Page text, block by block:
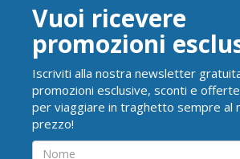
Vuoi ricevere
promozioni
Iscriviti alla nostra newsletter
promozioni esclusive, sconti e
per viaggiare in traghetto sempre al
prezzo!